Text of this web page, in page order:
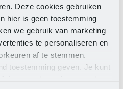
Deze cookies gebruiken
hier is geen toestemming
we gebruik van marketing
te personaliseren en
af te stemmen.
toestemming geven. Je kunt
de basis-, eindlonen
van deze functiegroepen
.
de basis-, eindlonen en
deze functiegroepen
de basis-, eindlonen